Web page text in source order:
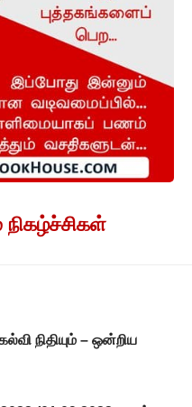
நிகழ்ச்சிகள்
நிதியும் – ஒன்றிய